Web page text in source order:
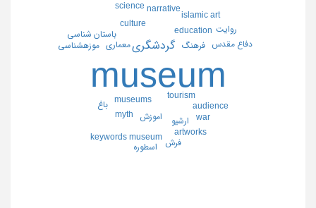
museum
گردشگري
museums tourism
اموزش
فرهنگ معماري
culture
education
narrative
ارشيو
artworks
audience
islamic art
keywords museum
myth
science
war
اسطوره
باستان شناسي
باغ
دفاع مقدس
روايت
فرش
موزهشناسي